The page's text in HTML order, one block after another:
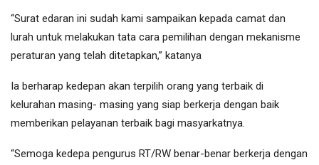
“Surat edaran ini sudah kami sampaikan kepada camat dan
lurah untuk melakukan tata cara pemilihan dengan mekanisme
peraturan yang telah ditetapkan,” katanya
Ia berharap kedepan akan terpilih orang yang terbaik di
kelurahan masing- masing yang siap berkerja dengan baik
memberikan pelayanan terbaik bagi masyarkatnya.
“Semoga kedepa pengurus RT/RW benar-benar berkerja dengan